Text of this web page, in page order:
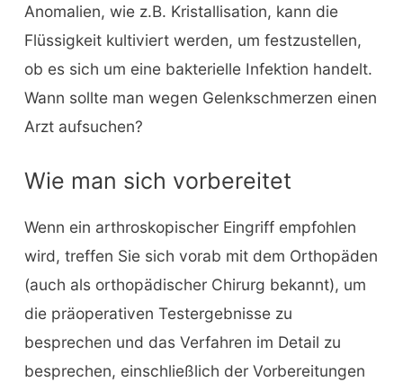
Anomalien, wie z.B. Kristallisation, kann die
Flüssigkeit kultiviert werden, um festzustellen,
ob es sich um eine bakterielle Infektion handelt.
Wann sollte man wegen Gelenkschmerzen einen
Arzt aufsuchen?
Wie man sich vorbereitet
Wenn ein arthroskopischer Eingriff empfohlen
wird, treffen Sie sich vorab mit dem Orthopäden
(auch als orthopädischer Chirurg bekannt), um
die präoperativen Testergebnisse zu
besprechen und das Verfahren im Detail zu
besprechen, einschließlich der Vorbereitungen